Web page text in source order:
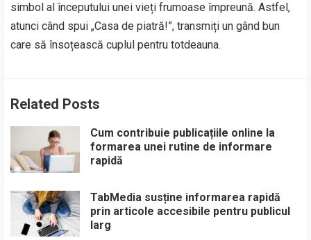
simbol al începutului unei vieți frumoase împreună. Astfel,
atunci când spui „Casa de piatră!”, transmiți un gând bun
care să însoțească cuplul pentru totdeauna.
Related Posts
Cum contribuie publicațiile online la
formarea unei rutine de informare
rapidă
TabMedia susține informarea rapidă
prin articole accesibile pentru publicul
larg